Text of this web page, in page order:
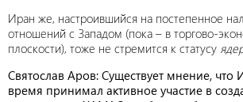
Иран же, настроившийся на постепенное
отношений с Западом (пока – в торгово-
плоскости), тоже не стремится к статусу
Святослав Аров: Существует мнение, что
время принимал активное участие в